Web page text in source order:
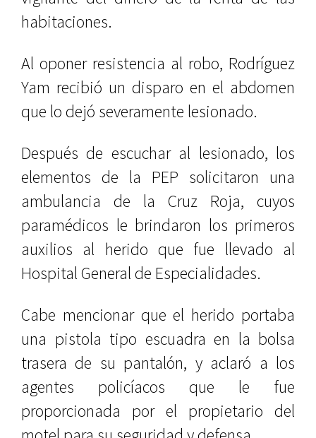
habitaciones.
Al oponer resistencia al robo, Rodríguez
Yam recibió un disparo en el abdomen
que lo dejó severamente lesionado.
Después de escuchar al lesionado, los
elementos de la PEP solicitaron una
ambulancia de la Cruz Roja, cuyos
paramédicos le brindaron los primeros
auxilios al herido que fue llevado al
Hospital General de Especialidades.
Cabe mencionar que el herido portaba
una pistola tipo escuadra en la bolsa
trasera de su pantalón, y aclaró a los
agentes policíacos que le fue
proporcionada por el propietario del